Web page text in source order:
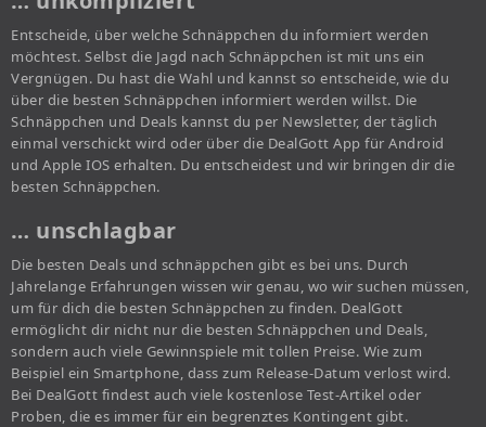
Entscheide, über welche Schnäppchen du informiert werden
möchtest. Selbst die Jagd nach Schnäppchen ist mit uns ein
Vergnügen. Du hast die Wahl und kannst so entscheide, wie du
über die besten Schnäppchen informiert werden willst. Die
Schnäppchen und Deals kannst du per Newsletter, der täglich
einmal verschickt wird oder über die DealGott App für Android
und Apple IOS erhalten. Du entscheidest und wir bringen dir die
besten Schnäppchen.
… unschlagbar
Die besten Deals und schnäppchen gibt es bei uns. Durch
Jahrelange Erfahrungen wissen wir genau, wo wir suchen müssen,
um für dich die besten Schnäppchen zu finden. DealGott
ermöglicht dir nicht nur die besten Schnäppchen und Deals,
sondern auch viele Gewinnspiele mit tollen Preise. Wie zum
Beispiel ein Smartphone, dass zum Release-Datum verlost wird.
Bei DealGott findest auch viele kostenlose Test-Artikel oder
Proben, die es immer für ein begrenztes Kontingent gibt.